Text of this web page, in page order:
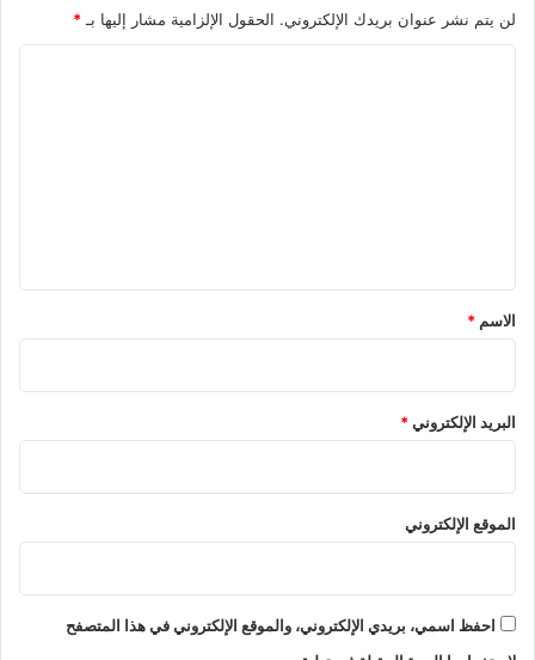
لن يتم نشر عنوان بريدك الإلكتروني. الحقول الإلزامية مشار إليها بـ*
*
الاسم *
البريد الإلكتروني*
الموقع الإلكتروني
احفظ اسمي، بريدي الإلكتروني، والموقع الإلكتروني في هذا المتصفح